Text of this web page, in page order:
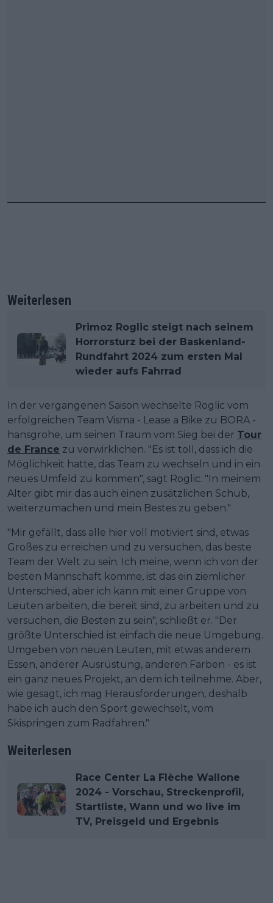
Weiterlesen
Primoz Roglic steigt nach seinem
Horrorsturz bei der Baskenland-
Rundfahrt 2024 zum ersten Mal
wieder aufs Fahrrad
In der vergangenen Saison wechselte Roglic vom
erfolgreichen Team Visma - Lease a Bike zu BORA -
hansgrohe, um seinen Traum vom Sieg bei der Tour
de France zu verwirklichen. "Es ist toll, dass ich die
Möglichkeit hatte, das Team zu wechseln und in ein
neues Umfeld zu kommen", sagt Roglic. "In meinem
Alter gibt mir das auch einen zusätzlichen Schub,
weiterzumachen und mein Bestes zu geben."
"Mir gefällt, dass alle hier voll motiviert sind, etwas
Großes zu erreichen und zu versuchen, das beste
Team der Welt zu sein. Ich meine, wenn ich von der
besten Mannschaft komme, ist das ein ziemlicher
Unterschied, aber ich kann mit einer Gruppe von
Leuten arbeiten, die bereit sind, zu arbeiten und zu
versuchen, die Besten zu sein", schließt er. "Der
größte Unterschied ist einfach die neue Umgebung.
Umgeben von neuen Leuten, mit etwas anderem
Essen, anderer Ausrüstung, anderen Farben - es ist
ein ganz neues Projekt, an dem ich teilnehme. Aber,
wie gesagt, ich mag Herausforderungen, deshalb
habe ich auch den Sport gewechselt, vom
Skispringen zum Radfahren."
Weiterlesen
Race Center La Flèche Wallone
2024 - Vorschau, Streckenprofil,
Startliste, Wann und wo live im
TV, Preisgeld und Ergebnis